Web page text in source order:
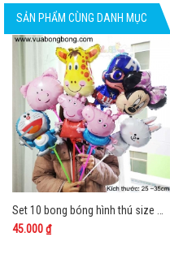
SẢN PHẨM CÙNG DANH MỤC
45.000 ₫